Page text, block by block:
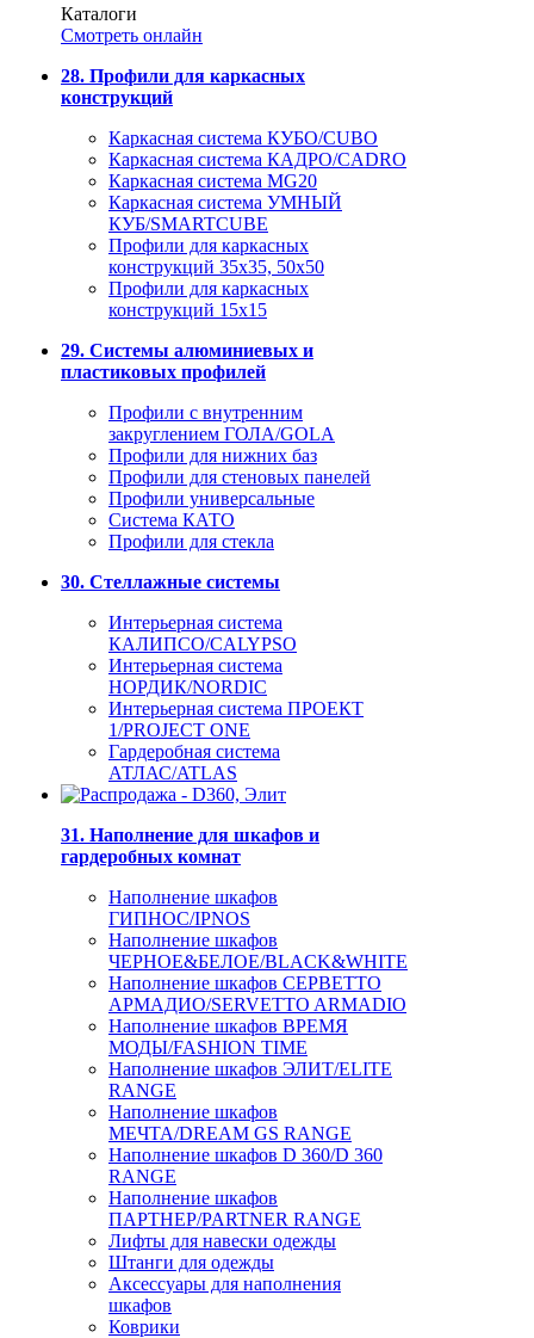
Каталоги
Смотреть онлайн
28. Профили для каркасных
конструкций
Каркасная система КУБО/CUBO
Каркасная система КАДРО/CADRO
Каркасная система MG20
Каркасная система УМНЫЙ
КУБ/SMARTCUBE
Профили для каркасных
конструкций 35x35, 50x50
Профили для каркасных
конструкций 15х15
29. Системы алюминиевых и
пластиковых профилей
Профили с внутренним
закруглением ГОЛА/GOLA
Профили для нижних баз
Профили для стеновых панелей
Профили универсальные
Система КАТО
Профили для стекла
30. Стеллажные системы
Интерьерная система
КАЛИПСО/CALYPSO
Интерьерная система
НОРДИК/NORDIC
Интерьерная система ПРОЕКТ
1/PROJECT ONE
Гардеробная система
АТЛАС/ATLAS
31. Наполнение для шкафов и
гардеробных комнат
Наполнение шкафов
ГИПНОС/IPNOS
Наполнение шкафов
ЧЕРНОЕ&БЕЛОЕ/BLACK&WHITE
Наполнение шкафов СЕРВЕТТО
АРМАДИО/SERVETTO ARMADIO
Наполнение шкафов ВРЕМЯ
МОДЫ/FASHION TIME
Наполнение шкафов ЭЛИТ/ELITE
RANGE
Наполнение шкафов
МЕЧТА/DREAM GS RANGE
Наполнение шкафов D 360/D 360
RANGE
Наполнение шкафов
ПАРТНЕР/PARTNER RANGE
Лифты для навески одежды
Штанги для одежды
Аксессуары для наполнения
шкафов
Коврики